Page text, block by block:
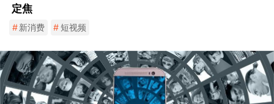
定焦
#新消费 # 短视频